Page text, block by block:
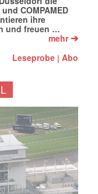
COMPAMED
ihre
und freuen …
mehr➔
Leseprobe |Abo